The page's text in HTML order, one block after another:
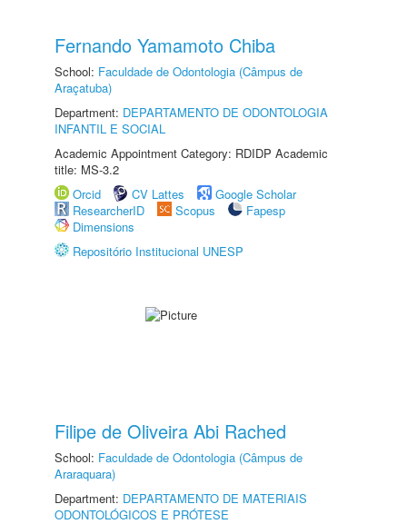
Fernando Yamamoto Chiba
School: Faculdade de Odontologia (Câmpus de
Araçatuba)
Department: DEPARTAMENTO DE ODONTOLOGIA
INFANTIL E SOCIAL
Academic Appointment Category: RDIDP Academic
title: MS-3.2
Orcid
CV Lattes
Google Scholar
ResearcherID
Scopus
Fapesp
Dimensions
Repositório Institucional UNESP
Filipe de Oliveira Abi Rached
School: Faculdade de Odontologia (Câmpus de
Araraquara)
Department: DEPARTAMENTO DE MATERIAIS
ODONTOLÓGICOS E PRÓTESE